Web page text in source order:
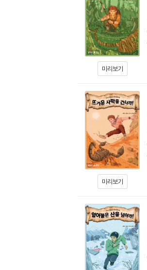
미리보기
미리보기